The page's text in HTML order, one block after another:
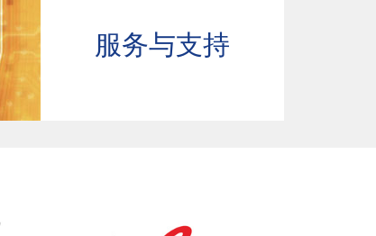
服务与支持